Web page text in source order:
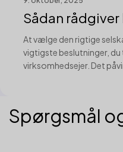
Sådan
selskabs...
At vælge den rigtige
vigtigste beslutninger,
virksomhedsejer. Det
Spørgsmål